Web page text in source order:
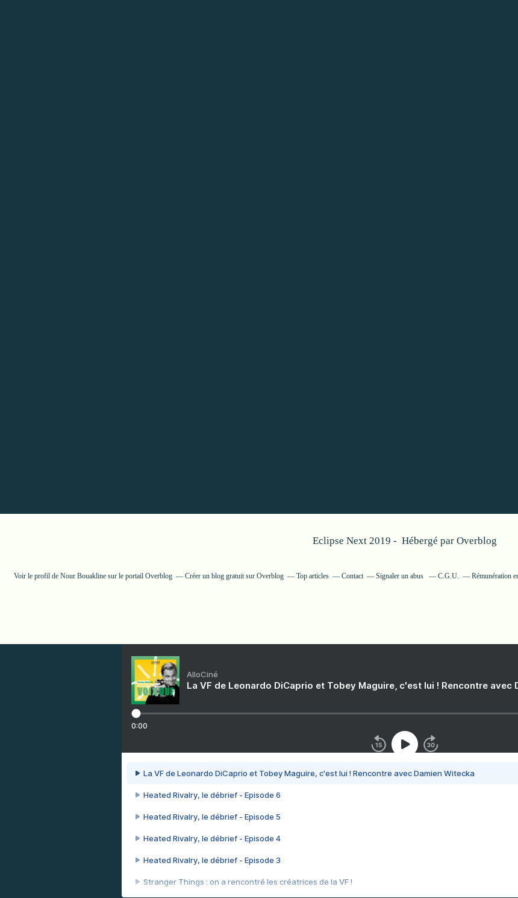
Eclipse Next 2019 - Hébergé par Overblog
Voir le profil de Nour Bouakline sur le portail Overblog Créer un blog gratuit sur Overblog Top articles Contact Signaler un abus C.G.U. Rémunération
AlloCiné
La VF de Leonardo DiCaprio et Tobey Maguire, c'est lui ! Rencontre avec
0:00
La VF de Leonardo DiCaprio et Tobey Maguire, c'est lui ! Rencontre avec Damien Witecka
Heated Rivalry, le débrief - Episode 6
Heated Rivalry, le débrief - Episode 5
Heated Rivalry, le débrief - Episode 4
Heated Rivalry, le débrief - Episode 3
Stranger Things : on a rencontré les créatrices de la VF !